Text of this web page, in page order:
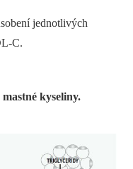
jednotlivých
C.
kyseliny.